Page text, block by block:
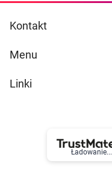
Kontakt
Menu
Linki
Ładowanie...